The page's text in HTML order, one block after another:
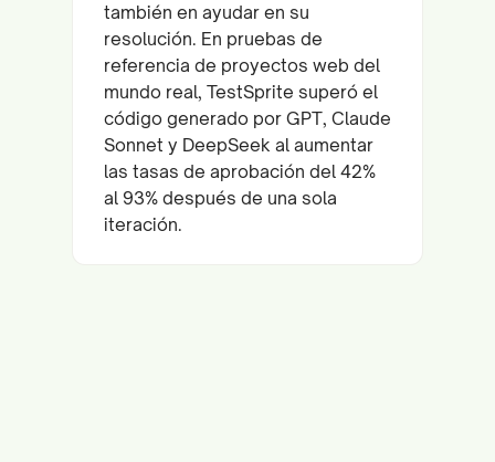
también en ayudar en su
resolución. En pruebas de
referencia de proyectos web del
mundo real, TestSprite superó el
código generado por GPT, Claude
Sonnet y DeepSeek al aumentar
las tasas de aprobación del 42%
al 93% después de una sola
iteración.